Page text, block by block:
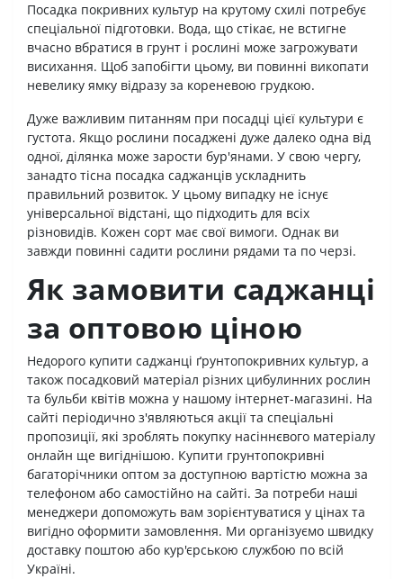
Посадка покривних культур на крутому схилі потребує
спеціальної підготовки. Вода, що стікає, не встигне
вчасно вбратися в грунт і рослині може загрожувати
висихання. Щоб запобігти цьому, ви повинні викопати
невелику ямку відразу за кореневою грудкою.
Дуже важливим питанням при посадці цієї культури є
густота. Якщо рослини посаджені дуже далеко одна від
одної, ділянка може зарости бур'янами. У свою чергу,
занадто тісна посадка саджанців ускладнить
правильний розвиток. У цьому випадку не існує
універсальної відстані, що підходить для всіх
різновидів. Кожен сорт має свої вимоги. Однак ви
завжди повинні садити рослини рядами та по черзі.
Як замовити саджанці
за оптовою ціною
Недорого купити саджанці ґрунтопокривних культур, а
також посадковий матеріал різних цибулинних рослин
та бульби квітів можна у нашому інтернет-магазині. На
сайті періодично з'являються акції та спеціальні
пропозиції, які зроблять покупку насіннєвого матеріалу
онлайн ще вигіднішою. Купити грунтопокривні
багаторічники оптом за доступною вартістю можна за
телефоном або самостійно на сайті. За потреби наші
менеджери допоможуть вам зорієнтуватися у цінах та
вигідно оформити замовлення. Ми організуємо швидку
доставку поштою або кур'єрською службою по всій
Україні.